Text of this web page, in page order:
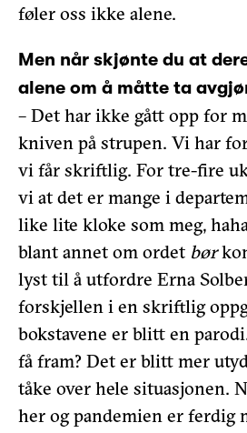
føler oss ikke alene.
Men når skjønte du at
alene om å måtte ta
– Det har ikke gått opp for
kniven på strupen. Vi har
vi får skriftlig. For tre-fire
vi at det er mange i
like lite kloke som meg,
blant annet om ordet bør
lyst til å utfordre Erna
forskjellen i en skriftlig
bokstavene er blitt en
få fram? Det er blitt mer
tåke over hele situasjonen.
her og pandemien er ferdig